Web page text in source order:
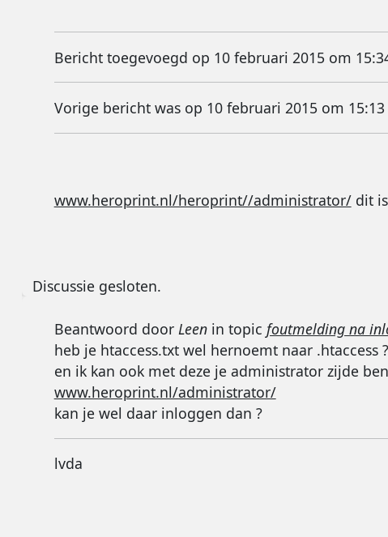
Bericht toegevoegd op 10 februari 2015 om
Vorige bericht was op 10 februari 2015 om 15:13
www.heroprint.nl/heroprint//administrator/dit is
Discussie gesloten.
Beantwoord door Leenin topic foutmelding na
heb je htaccess.txt wel hernoemt naar .htaccess ?
en ik kan ook met deze je administrator zijde
www.heroprint.nl/administrator/
kan je wel daar inloggen dan ?
lvda